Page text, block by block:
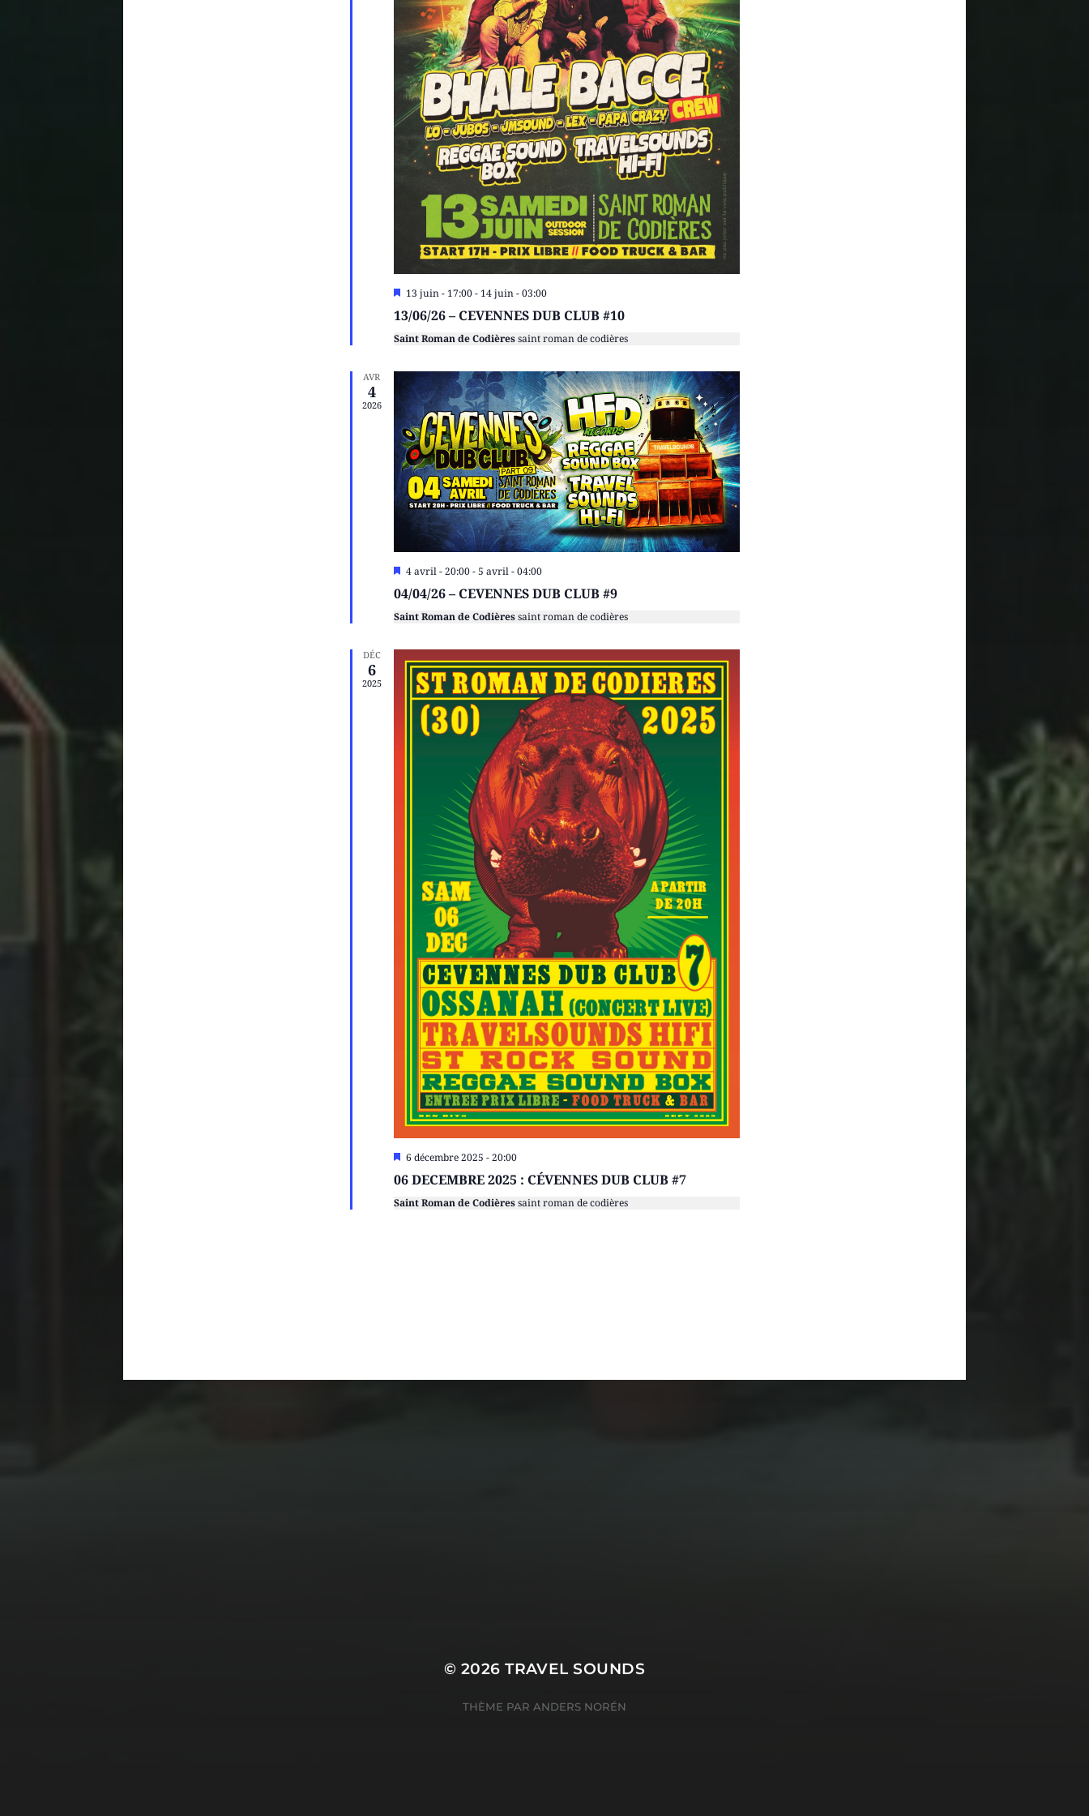
Mis
avant
13 juin - 17:00- 14 juin - 03:00
13/06/26 – CEVENNES DUB CLUB #10
Saint Roman de Codières saint roman de codières
AVR
4
2026
Mis
avant
4 avril - 20:00- 5 avril - 04:00
04/04/26 – CEVENNES DUB CLUB #9
Saint Roman de Codières saint roman de codières
DÉC
6
2025
Mis
avant
6 décembre 2025 - 20:00
06 DECEMBRE 2025 : CÉVENNES DUB CLUB #7
Saint Roman de Codières saint roman de codières
© 2026TRAVEL SOUNDS
THÈME PAR ANDERS NORÉN